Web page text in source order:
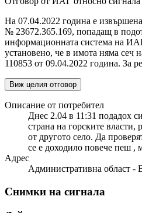
На 07.04.2022 година е
№ 23672.365.169, попадащ в
информационната система на
установено, че в имота няма сеч
110853 от 09.04.2022 година. За
Виж целия отговор
Описание от потребител
Днес 2.04 в 11:31 подадох
страна на горските
от другото село. Да
се е доходило повече пеш ,
Адрес
Административна област -
Снимки на сигнала